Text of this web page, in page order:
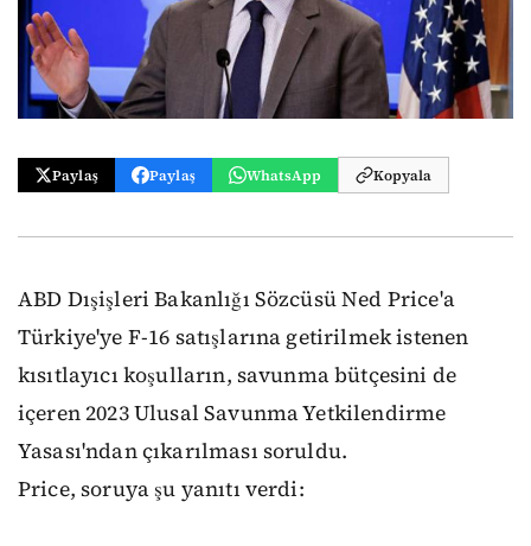
Paylaş Paylaş WhatsApp Kopyala
ABD Dışişleri Bakanlığı Sözcüsü Ned Price'a
Türkiye'ye F-16 satışlarına getirilmek istenen
kısıtlayıcı koşulların, savunma bütçesini de
içeren 2023 Ulusal Savunma Yetkilendirme
Yasası'ndan çıkarılması soruldu.
Price, soruya şu yanıtı verdi: